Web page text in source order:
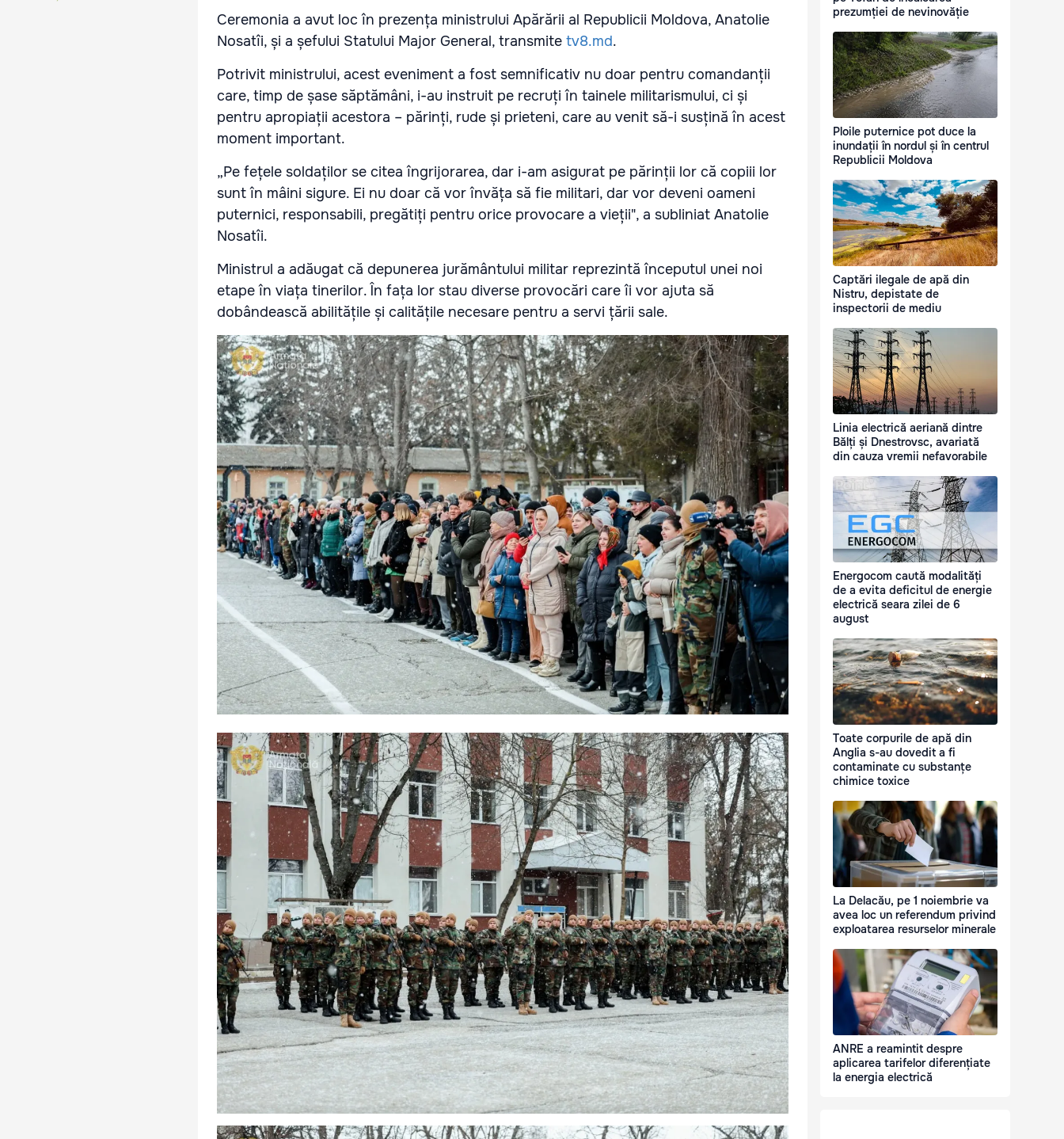
Ceremonia a avut loc în prezența ministrului Apărării al Republicii Moldova, Anatolie
Nosatîi, și a șefului Statului Major General, transmite tv8.md.
Potrivit ministrului, acest eveniment a fost semnificativ nu doar pentru comandanții
care, timp de șase săptămâni, i-au instruit pe recruți în tainele militarismului, ci și
pentru apropiații acestora – părinți, rude și prieteni, care au venit să-i susțină în acest
moment important.
„Pe fețele soldaților se citea îngrijorarea, dar i-am asigurat pe părinții lor că copiii lor
sunt în mâini sigure. Ei nu doar că vor învăța să fie militari, dar vor deveni oameni
puternici, responsabili, pregătiți pentru orice provocare a vieții", a subliniat Anatolie
Nosatîi.
Ministrul a adăugat că depunerea jurământului militar reprezintă începutul unei noi
etape în viața tinerilor. În fața lor stau diverse provocări care îi vor ajuta să
dobândească abilitățile și calitățile necesare pentru a servi țării sale.
prezumției de nevinovăție
Ploile puternice pot duce la
inundații în nordul și în centrul
Republicii Moldova
Captări ilegale de apă din
Nistru, depistate de
inspectorii de mediu
Linia electrică aeriană dintre
Bălți și Dnestrovsc, avariată
din cauza vremii nefavorabile
Energocom caută modalități
de a evita deficitul de energie
electrică seara zilei de 6
august
Toate corpurile de apă din
Anglia s-au dovedit a fi
contaminate cu substanțe
chimice toxice
La Delacău, pe 1 noiembrie va
avea loc un referendum privind
exploatarea resurselor minerale
ANRE a reamintit despre
aplicarea tarifelor diferențiate
la energia electrică